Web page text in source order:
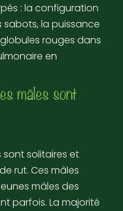
: la configuration
sabots, la puissance
rouges dans
en
mâles sont
solitaires et
rut. Ces mâles
mâles des
parfois. La majorité